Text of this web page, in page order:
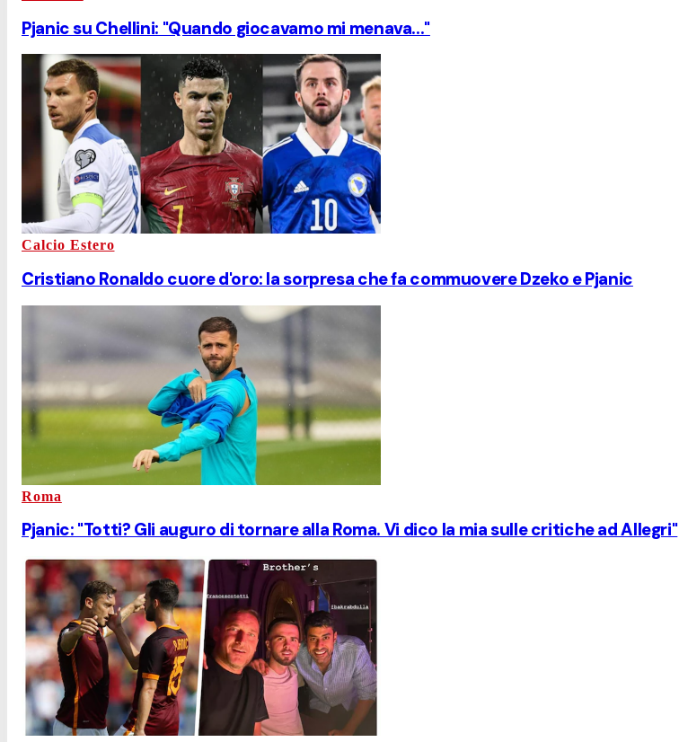
Pjanic su Chellini: "Quando giocavamo mi menava..."
Calcio Estero
Cristiano Ronaldo cuore d'oro: la sorpresa che fa commuovere Dzeko e Pjanic
Roma
Pjanic: "Totti? Gli auguro di tornare alla Roma. Vi dico la mia sulle critiche ad Allegri"